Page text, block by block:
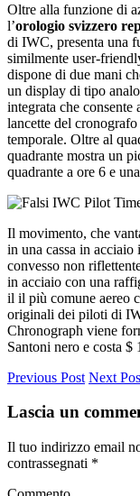
Oltre alla funzione di
l’orologio svizzero
di IWC, presenta una
similmente user-
dispone di due mani
un display di tipo
integrata che consente
lancette del
temporale. Oltre al
quadrante mostra un
quadrante a ore 6 e
Il movimento, che
in una cassa in
convesso non
in acciaio con una
il il più comune aereo
originali dei piloti di
Chronograph viene
Santoni nero e costa $
Previous Post Next
Lascia un
Il tuo indirizzo email
contrassegnati *